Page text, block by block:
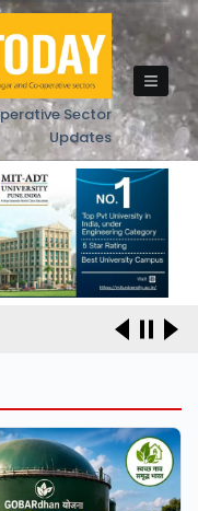
Sector
Updates